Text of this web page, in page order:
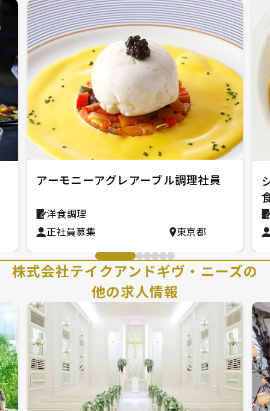
アーモニーアグレアーブル調理社員
洋食調理
正社員募集
東京都
株式会社テイクアンドギヴ・ニーズの
他の求人情報